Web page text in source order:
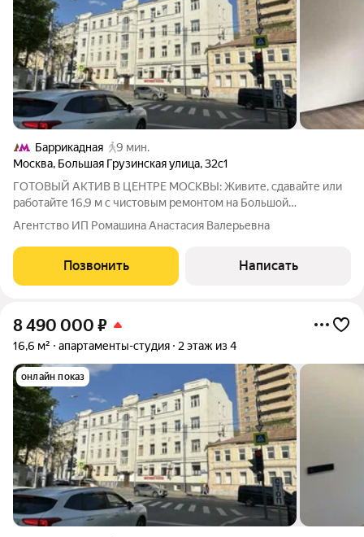
Баррикадная
9 мин.
Москва, Большая Грузинская улица,32с1
ГОТОВЫЙ АКТИВ В ЦЕНТРЕ МОСКВЫ: Живите, сдавайте или
работайте 16,9 м с чистовым ремонтом на Большой
Грузинской Представьте: ваша собственная «однушка» в двух
шагах от Садового кольца. Больше не нужно стоять в пробках
всё рядом. Этот лот
Агентство ИП Ромашина Анастасия Валерьевна
Позвонить Написать
8 490 000 ₽
16,6 м² апартаменты-студия 2 этаж из 4
онлайн показ